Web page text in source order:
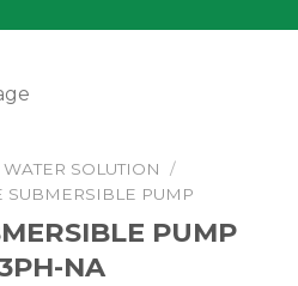
SOLUTION
/
SUBMERSIBLE PUMP
PUMP
NA